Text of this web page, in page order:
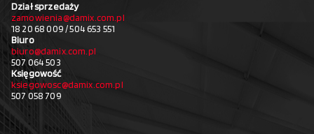
Dział sprzedaży
zamowienia@damix.com.pl
18 20 68 009 / 504 653 551
Biuro
biuro@damix.com.pl
507 064 503
Księgowość
ksiegowosc@damix.com.pl
507 058 709